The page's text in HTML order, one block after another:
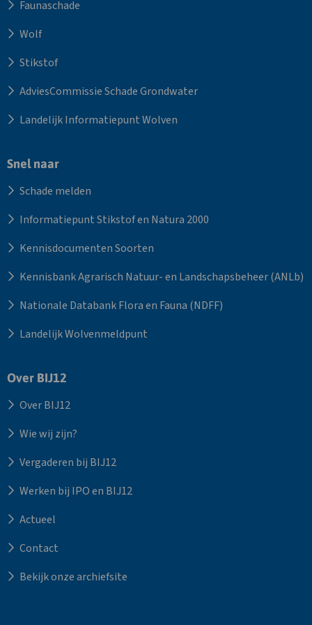
Faunaschade
Wolf
Stikstof
AdviesCommissie Schade Grondwater
Landelijk Informatiepunt Wolven
Snel naar
Schade melden
Informatiepunt Stikstof en Natura 2000
Kennisdocumenten Soorten
Kennisbank Agrarisch Natuur- en Landschapsbeheer (ANLb)
Nationale Databank Flora en Fauna (NDFF)
Landelijk Wolvenmeldpunt
Over BIJ12
Over BIJ12
Wie wij zijn?
Vergaderen bij BIJ12
Werken bij IPO en BIJ12
Actueel
Contact
Bekijk onze archiefsite